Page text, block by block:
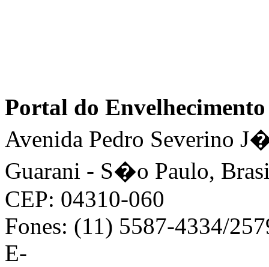
Portal do
Avenida Pedro Severino
Guarani - S�o Paulo,
CEP: 04310-060
Fones: (11) 5587-4334/
E-